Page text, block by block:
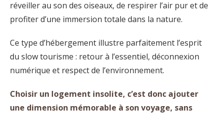
réveiller au son des oiseaux, de respirer l’air pur et de
profiter d’une immersion totale dans la nature.
Ce type d’hébergement illustre parfaitement l’esprit
du slow tourisme : retour à l’essentiel, déconnexion
numérique et respect de l’environnement.
Choisir un logement insolite, c’est donc ajouter
une dimension mémorable à son voyage, sans